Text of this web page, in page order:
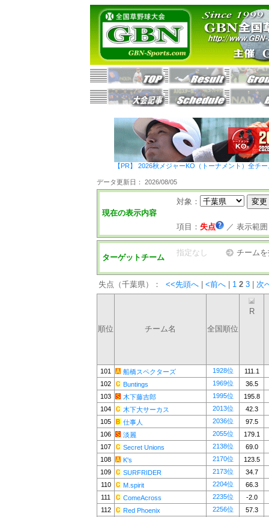
【PR】 2026秋メジャーKO（トーナメント）全チ
データ更新日： 2026/08/05
現在の表示内容
対象：
項目： 失点 ／ 表示範囲
ターゲットチーム
指定なし チーム
失点（千葉県）： <<先頭へ <前へ 1 2 3 次
順位 チーム名 全国順位
R
101 船橋スペクターズ 1928位
111.1
102
Buntings 1969位
36.5
103
木下藤吉郎 1995位
195.8
104
木下大サーカス 2013位
42.3
105
仕事人 2036位
97.5
106
淡麗 2055位
179.1
107
Secret Unions 2138位
69.0
108
K's 2170位
123.5
109
SURFRIDER 2173位
34.7
110
M.spirit 2204位
66.3
111
ComeAcross 2235位
-2.0
112
Red Phoenix 2256位
57.3